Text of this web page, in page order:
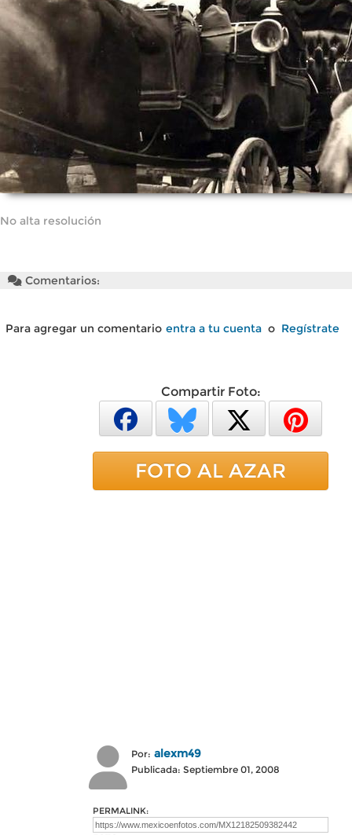
No alta resolución
Comentarios:
Para agregar un comentario entra a tu cuenta o Regístrate
Compartir Foto:
FOTO AL AZAR
Por: alexm49
Publicada: Septiembre 01, 2008
PERMALINK: